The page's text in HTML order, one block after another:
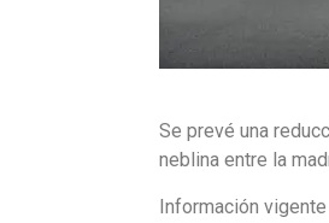
Se prevé una
neblina entre la
Información